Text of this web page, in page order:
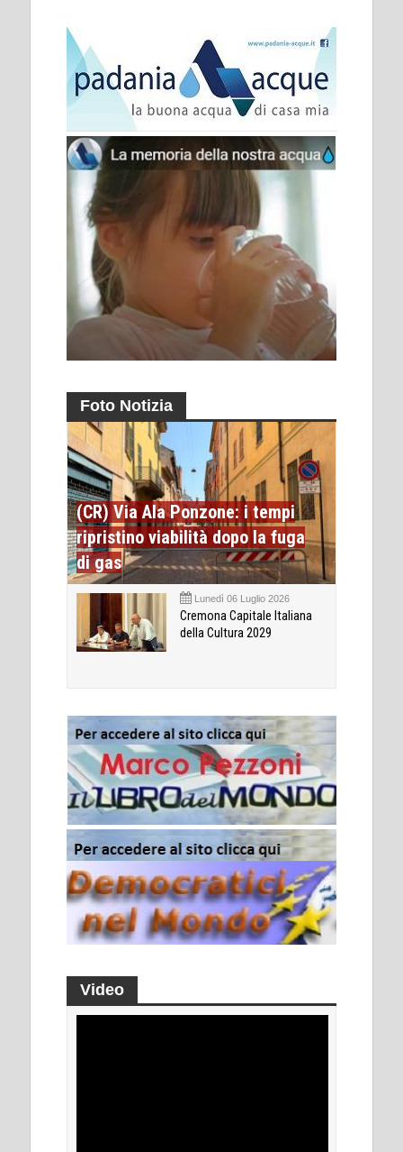
Foto Notizia
(CR) Via Ala Ponzone: i tempi
ripristino viabilità dopo la fuga
di gas
Lunedì 06 Luglio 2026
Cremona Capitale Italiana
della Cultura 2029
Video